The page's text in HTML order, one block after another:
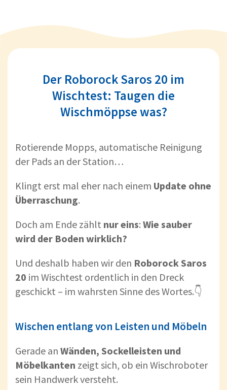
Der Roborock Saros 20 im
Wischtest: Taugen die
Wischmöppse was?
Rotierende Mopps, automatische Reinigung
der Pads an der Station…
Klingt erst mal eher nach einem Update ohne
Überraschung.
Doch am Ende zählt nur eins: Wie sauber
wird der Boden wirklich?
Und deshalb haben wir den Roborock Saros
20 im Wischtest ordentlich in den Dreck
geschickt – im wahrsten Sinne des Wortes.👇
Wischen entlang von Leisten und Möbeln
Gerade an Wänden, Sockelleisten und
Möbelkanten zeigt sich, ob ein Wischroboter
sein Handwerk versteht.